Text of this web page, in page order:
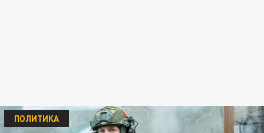
ПОЛИТИКА